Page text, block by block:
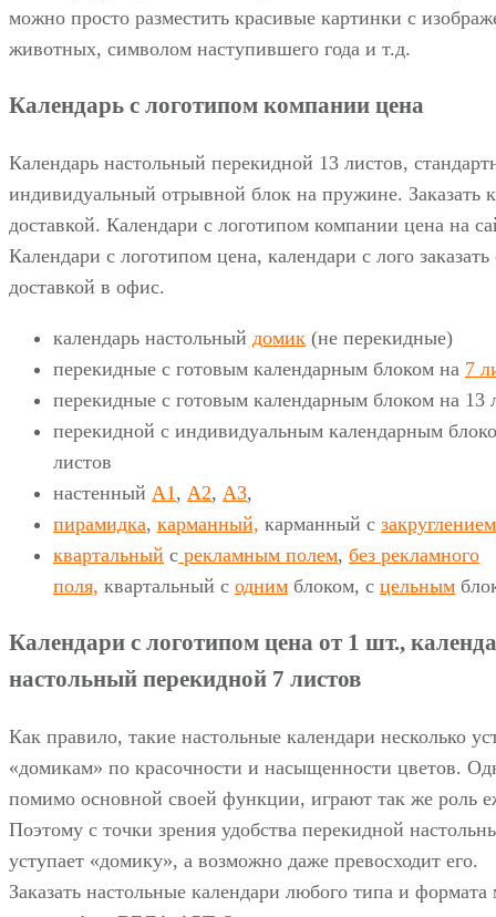
можно просто разместить красивые картинки с
животных, символом наступившего года и т.д.
Календарь с логотипом компании цена
Календарь настольный перекидной 13 листов,
индивидуальный отрывной блок на пружине. Заказать
доставкой. Календари с логотипом компании цена на
Календари с логотипом цена, календари с лого
доставкой в офис.
календарь настольный домик (не перекидные)
перекидные с готовым календарным блоком на 7
перекидные с готовым календарным блоком на 13
перекидной с индивидуальным календарным
листов
настенный А1, А2, А3,
пирамидка, карманный, карманный с закруглением
квартальный с рекламным полем, без рекламного
поля, квартальный с одним блоком, с цельным
Календари с логотипом цена от 1 шт.,
настольный перекидной 7 листов
Как правило, такие настольные календари несколько
«домикам» по красочности и насыщенности цветов.
помимо основной своей функции, играют так же роль
Поэтому с точки зрения удобства перекидной
уступает «домику», а возможно даже превосходит его.
Заказать настольные календари любого типа и